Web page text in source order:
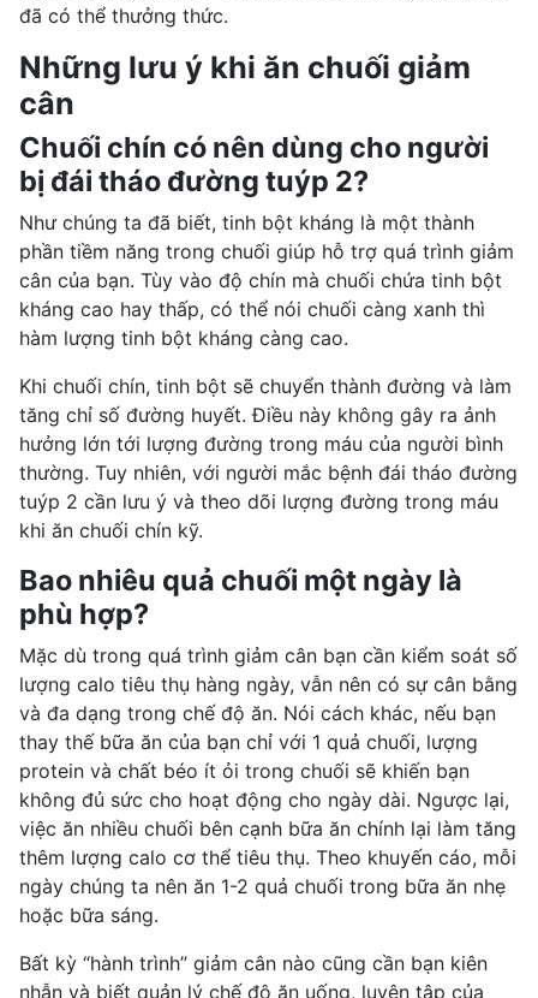
đã có thể thưởng thức.
Những lưu ý khi ăn chuối giảm
cân
Chuối chín có nên dùng cho người
bị đái tháo đường tuýp 2?
Như chúng ta đã biết, tinh bột kháng là một thành
phần tiềm năng trong chuối giúp hỗ trợ quá trình giảm
cân của bạn. Tùy vào độ chín mà chuối chứa tinh bột
kháng cao hay thấp, có thể nói chuối càng xanh thì
hàm lượng tinh bột kháng càng cao.
Khi chuối chín, tinh bột sẽ chuyển thành đường và làm
tăng chỉ số đường huyết. Điều này không gây ra ảnh
hưởng lớn tới lượng đường trong máu của người bình
thường. Tuy nhiên, với người mắc bệnh đái tháo đường
tuýp 2 cần lưu ý và theo dõi lượng đường trong máu
khi ăn chuối chín kỹ.
Bao nhiêu quả chuối một ngày là
phù hợp?
Mặc dù trong quá trình giảm cân bạn cần kiểm soát số
lượng calo tiêu thụ hàng ngày, vẫn nên có sự cân bằng
và đa dạng trong chế độ ăn. Nói cách khác, nếu bạn
thay thế bữa ăn của bạn chỉ với 1 quả chuối, lượng
protein và chất béo ít ỏi trong chuối sẽ khiến bạn
không đủ sức cho hoạt động cho ngày dài. Ngược lại,
việc ăn nhiều chuối bên cạnh bữa ăn chính lại làm tăng
thêm lượng calo cơ thể tiêu thụ. Theo khuyến cáo, mỗi
ngày chúng ta nên ăn 1-2 quả chuối trong bữa ăn nhẹ
hoặc bữa sáng.
Bất kỳ “hành trình” giảm cân nào cũng cần bạn kiên
nhẫn và biết quản lý chế độ ăn uống, luyện tập của